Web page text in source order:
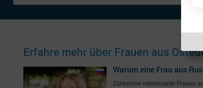
Erfahre mehr über Frauen aus
Warum eine Frau aus
Zahlreiche interessante Frauen